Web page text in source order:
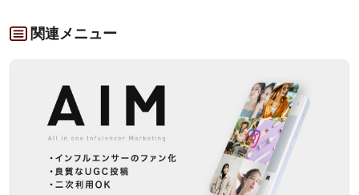
関連メニュー